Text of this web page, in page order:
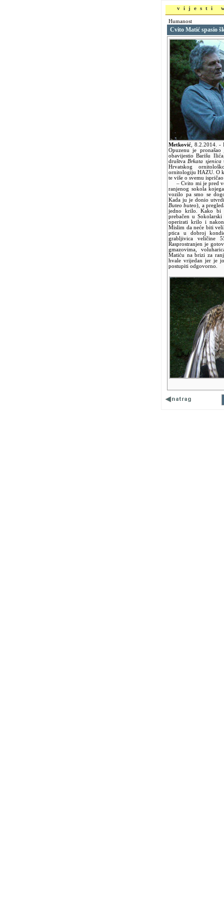
vijesti
Humanost
Cvito Matić spasio
Metković 8.2.2014. -
Opuzenu je
obavijestio Barišu
društva Brkata sjenica
Hrvatskog
ornitologiju HAZU. O
te više o svemu
– Cvito mi je pred
ranjenog sokola
vozilo pa smo se
Kada ju je donio
Buteo buteo), a
jedno krilo. Kako bi
prebačen u
operirati krilo i
Mislim da neće biti
ptica u dobroj
grabljivica veličine
Rasprostranjen je
gmazovima,
Matiću na brizi za
hvale vrijedan jer je
postupiti odgovorno.